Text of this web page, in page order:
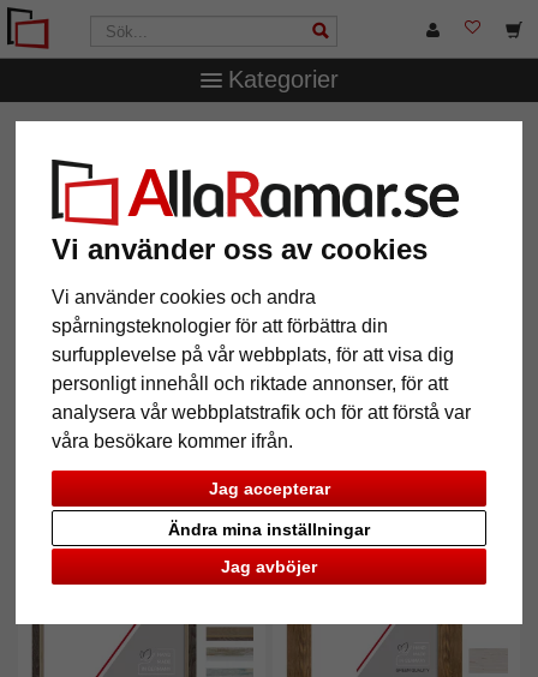
Vi använder oss av cookies
Vi använder cookies och andra
spårningsteknologier för att förbättra din
surfupplevelse på vår webbplats, för att visa dig
personligt innehåll och riktade annonser, för att
analysera vår webbplatstrafik och för att förstå var
våra besökare kommer ifrån.
Jag accepterar
Jag avböjer
Ändra mina inställningar
Kategorier
glas
12 Artiklar Populärast
Grid